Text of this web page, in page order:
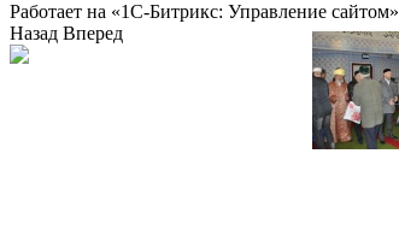
Работает на «1С-Битрикс: Управление сайтом»
Назад Вперед